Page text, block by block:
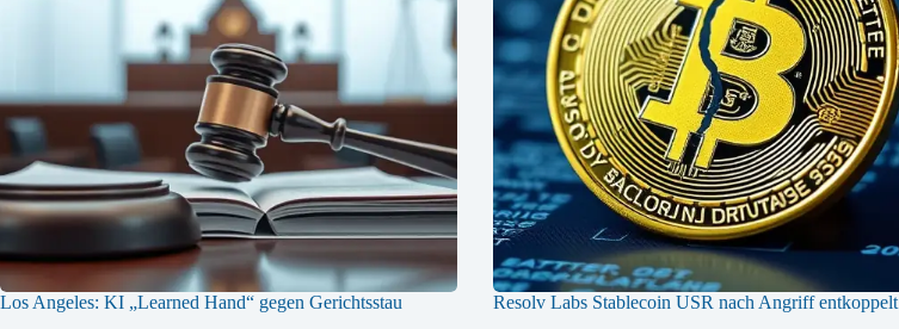
Los Angeles: KI „Learned Hand“ gegen Gerichtsstau Resolv Labs Stablecoin USR nach Angriff entkoppelt